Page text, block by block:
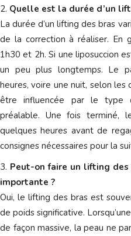
Quelle est la durée d’un
La durée d’un lifting des bras
de la correction à réaliser. En
1h30 et 2h. Si une liposuccion
un peu plus longtemps. Le
heures, voire une nuit, selon
être influencée par le type
préalable. Une fois terminé,
quelques heures avant de
consignes nécessaires pour la
Peut-on faire un lifting
importante ?
Oui, le lifting des bras est
de poids significative.
de façon massive, la peau ne